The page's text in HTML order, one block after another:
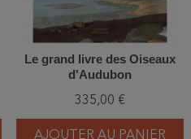
Le grand livre des Oiseaux
d'Audubon
335,00 €
AJOUTER AU PANIER